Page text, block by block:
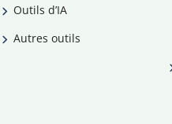
Outils d’IA
Autres outils